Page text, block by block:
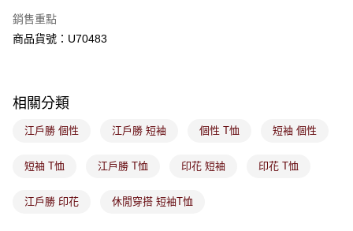
權轉讓予恩沛科技股份有限公司。
２．關於個人資料處理事宜，請瀏覽以下網址：
４．使用「AFTEE先享後付」時，將依據個別帳號之用戶狀況，依本公司即
請求用戶進行身份認證。
恩沛科技股份有限公司將有權停止該用戶之使用額度並採取法律行動。
付款後7-11取貨
免運費
免運費
付款後門市取貨
銷售重點
商品貨號：U70483
相關分類
江戶勝 個性 江戶勝 短袖 個性 T恤 短袖 個性
短袖 T恤 江戶勝 T恤 印花 短袖 印花 T恤
江戶勝 印花 休閒穿搭 短袖T恤